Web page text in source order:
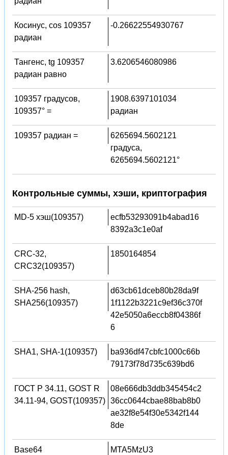
Косинус, cos 109357
радиан
-0.26622554930767
Тангенс, tg 109357
радиан равно
3.6206546080986
109357 градусов,
109357° =
1908.6397101034
радиан
109357 радиан =
6265694.5602121
градуса,
6265694.5602121°
Контрольные суммы, хэши, криптография
MD-5 хэш(109357)
ecfb53293091b4abad16
8392a3c1e0af
CRC-32,
CRC32(109357)
1850164854
SHA-256 hash,
SHA256(109357)
d63cb61dceb80b28da9f
1f1122b3221c9ef36c370f
42e5050a6eccb8f04386f
6
SHA1, SHA-1(109357)
ba936df47cbfc1000c66b
79173f78d735c639bd6
ГОСТ Р 34.11, GOST R
34.11-94, GOST(109357)
08e666db3ddb345454c2
36cc0644cbae88bab8b0
ae32f8e54f30e5342f144
8de
Base64 MTA5MzU3